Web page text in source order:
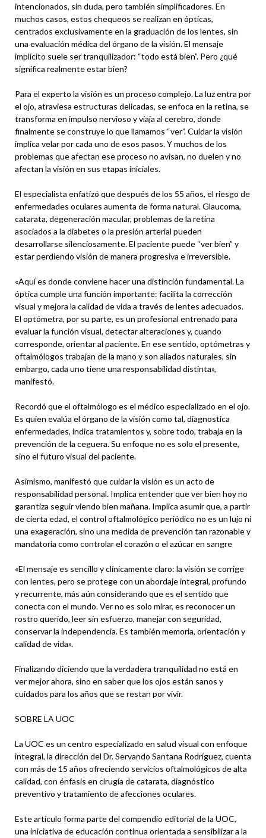
intencionados, sin duda, pero también simplificadores. En
muchos casos, estos chequeos se realizan en ópticas,
centrados exclusivamente en la graduación de los lentes, sin
una evaluación médica del órgano de la visión. El mensaje
implícito suele ser tranquilizador: “todo está bien”. Pero ¿qué
significa realmente estar bien?
Para el experto la visión es un proceso complejo. La luz entra por
el ojo, atraviesa estructuras delicadas, se enfoca en la retina, se
transforma en impulso nervioso y viaja al cerebro, donde
finalmente se construye lo que llamamos “ver”. Cuidar la visión
implica velar por cada uno de esos pasos. Y muchos de los
problemas que afectan ese proceso no avisan, no duelen y no
afectan la visión en sus etapas iniciales.
El especialista enfatizó que después de los 55 años, el riesgo de
enfermedades oculares aumenta de forma natural. Glaucoma,
catarata, degeneración macular, problemas de la retina
asociados a la diabetes o la presión arterial pueden
desarrollarse silenciosamente. El paciente puede “ver bien” y
estar perdiendo visión de manera progresiva e irreversible.
«Aquí es donde conviene hacer una distinción fundamental. La
óptica cumple una función importante: facilita la corrección
visual y mejora la calidad de vida a través de lentes adecuados.
El optómetra, por su parte, es un profesional entrenado para
evaluar la función visual, detectar alteraciones y, cuando
corresponde, orientar al paciente. En ese sentido, optómetras y
oftalmólogos trabajan de la mano y son aliados naturales, sin
embargo, cada uno tiene una responsabilidad distinta»,
manifestó.
Recordó que el oftalmólogo es el médico especializado en el ojo.
Es quien evalúa el órgano de la visión como tal, diagnostica
enfermedades, indica tratamientos y, sobre todo, trabaja en la
prevención de la ceguera. Su enfoque no es solo el presente,
sino el futuro visual del paciente.
Asimismo, manifestó que cuidar la visión es un acto de
responsabilidad personal. Implica entender que ver bien hoy no
garantiza seguir viendo bien mañana. Implica asumir que, a partir
de cierta edad, el control oftalmológico periódico no es un lujo ni
una exageración, sino una medida de prevención tan razonable y
mandatoria como controlar el corazón o el azúcar en sangre
«El mensaje es sencillo y clínicamente claro: la visión se corrige
con lentes, pero se protege con un abordaje integral, profundo
y recurrente, más aún considerando que es el sentido que
conecta con el mundo. Ver no es solo mirar, es reconocer un
rostro querido, leer sin esfuerzo, manejar con seguridad,
conservar la independencia. Es también memoria, orientación y
calidad de vida».
Finalizando diciendo que la verdadera tranquilidad no está en
ver mejor ahora, sino en saber que los ojos están sanos y
cuidados para los años que se restan por vivir.
SOBRE LA UOC
La UOC es un centro especializado en salud visual con enfoque
integral, la dirección del Dr. Servando Santana Rodríguez, cuenta
con más de 15 años ofreciendo servicios oftalmológicos de alta
calidad, con énfasis en cirugía de catarata, diagnóstico
preventivo y tratamiento de afecciones oculares.
Este artículo forma parte del compendio editorial de la UOC,
una iniciativa de educación continua orientada a sensibilizar a la